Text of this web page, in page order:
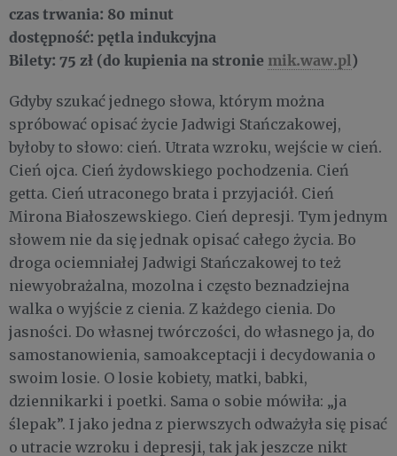
czas trwania: 80 minut
dostępność: pętla indukcyjna
Bilety: 75 zł (do kupienia na stronie mik.waw.pl)
Gdyby szukać jednego słowa, którym można
spróbować opisać życie Jadwigi Stańczakowej,
byłoby to słowo: cień. Utrata wzroku, wejście w cień.
Cień ojca. Cień żydowskiego pochodzenia. Cień
getta. Cień utraconego brata i przyjaciół. Cień
Mirona Białoszewskiego. Cień depresji. Tym jednym
słowem nie da się jednak opisać całego życia. Bo
droga ociemniałej Jadwigi Stańczakowej to też
niewyobrażalna, mozolna i często beznadziejna
walka o wyjście z cienia. Z każdego cienia. Do
jasności. Do własnej twórczości, do własnego ja, do
samostanowienia, samoakceptacji i decydowania o
swoim losie. O losie kobiety, matki, babki,
dziennikarki i poetki. Sama o sobie mówiła: „ja
ślepak”. I jako jedna z pierwszych odważyła się pisać
o utracie wzroku i depresji, tak jak jeszcze nikt